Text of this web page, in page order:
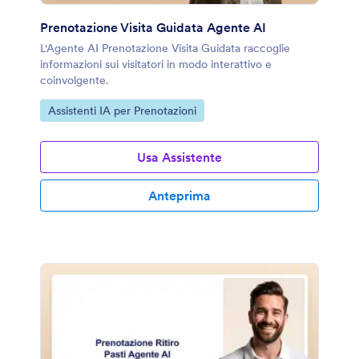
Prenotazione Visita Guidata Agente AI
L'Agente AI Prenotazione Visita Guidata raccoglie
informazioni sui visitatori in modo interattivo e
coinvolgente.
Vai alla Categoria:
Assistenti IA per Prenotazioni
Usa Assistente
Anteprima